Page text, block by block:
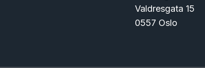
Valdresgata 15
0557 Oslo